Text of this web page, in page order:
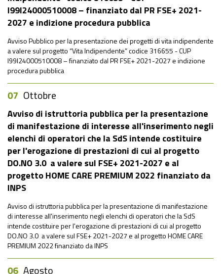
I99I24000510008 – finanziato dal PR FSE+ 2021-
2027 e indizione procedura pubblica
Avviso Pubblico per la presentazione dei progetti di vita indipendente
a valere sul progetto “Vita Indipendente” codice 316655 - CUP
I99I24000510008 – finanziato dal PR FSE+ 2021-2027 e indizione
procedura pubblica
07 Ottobre
Avviso di istruttoria pubblica per la presentazione
di manifestazione di interesse all'inserimento negli
elenchi di operatori che la SdS intende costituire
per l'erogazione di prestazioni di cui al progetto
DO.NO 3.0 a valere sul FSE+ 2021-2027 e al
progetto HOME CARE PREMIUM 2022 finanziato da
INPS
Avviso di istruttoria pubblica per la presentazione di manifestazione
di interesse all'inserimento negli elenchi di operatori che la SdS
intende costituire per l'erogazione di prestazioni di cui al progetto
DO.NO 3.0 a valere sul FSE+ 2021-2027 e al progetto HOME CARE
PREMIUM 2022 finanziato da INPS
06 Agosto